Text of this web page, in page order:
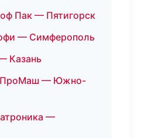
Пак — Пятигорск
— Симферополь
Казань
ПроМаш — Южно-
—